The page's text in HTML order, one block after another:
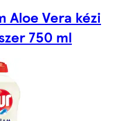
Aloe Vera kézi
750 ml